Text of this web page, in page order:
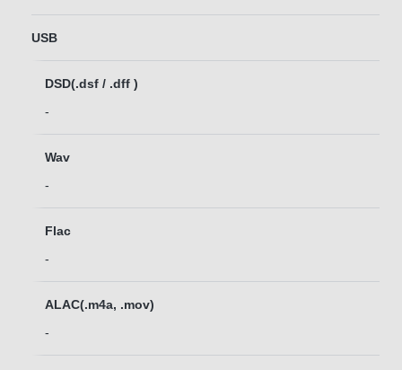
USB
DSD(.dsf / .dff )
-
Wav
-
Flac
-
ALAC(.m4a, .mov)
-